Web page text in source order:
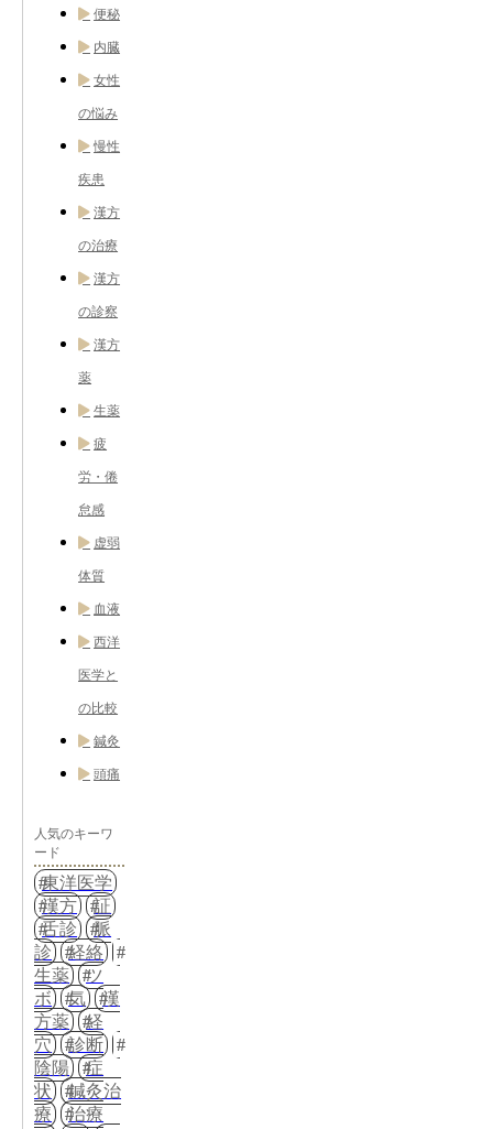
便秘
内臓
女性
の悩み
慢性
疾患
漢方
の治療
漢方
の診察
漢方
薬
生薬
疲
労・倦
怠感
虚弱
体質
血液
西洋
医学と
の比較
鍼灸
頭痛
人気のキーワ
ード
東洋医学
漢方
証
舌診
脈
診
経絡
生薬
ツ
ボ
気
漢
方薬
経
穴
診断
陰陽
症
状
鍼灸治
療
治療